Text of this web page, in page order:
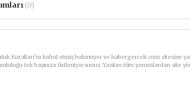
(0)
Kuralları’nı kabul etmiş bulunuyor ve habergercek.com sitesine
tek başınıza üstleniyorsunuz. Yazılan tüm yorumlardan site